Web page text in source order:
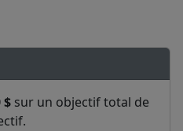
$ sur un objectif total de